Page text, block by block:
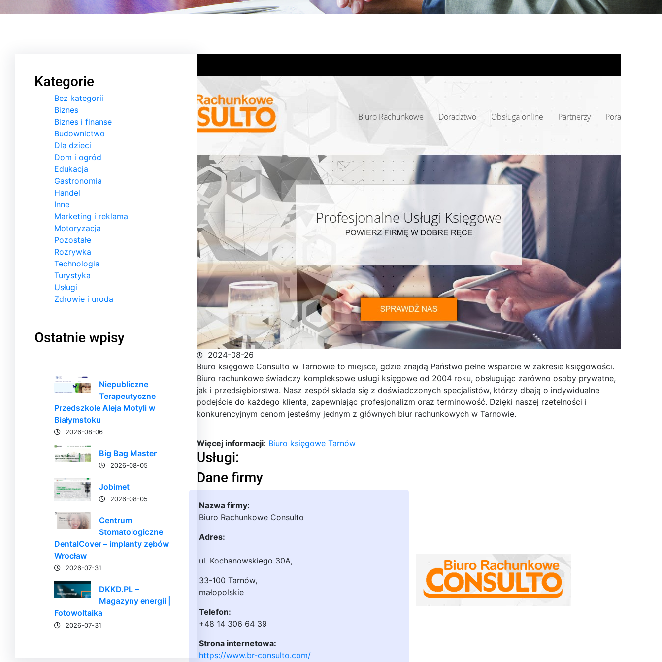
Kategorie
Bez kategorii
Biznes
Biznes i finanse
Budownictwo
Dla dzieci
Dom i ogród
Edukacja
Gastronomia
Handel
Inne
Marketing i reklama
Motoryzacja
Pozostałe
Rozrywka
Technologia
Turystyka
Usługi
Zdrowie i uroda
Ostatnie wpisy
Niepubliczne
Terapeutyczne
Przedszkole Aleja Motyli w
Białymstoku
2026-08-06
Big Bag Master
2026-08-05
Jobimet
2026-08-05
Centrum
Stomatologiczne
DentalCover – implanty zębów
Wrocław
2026-07-31
DKKD.PL –
Magazyny energii |
Fotowoltaika
2026-07-31
2024-08-26
Biuro księgowe Consulto w Tarnowie to miejsce, gdzie znajdą Państwo pełne wsparcie w zakresie księgowości.
Biuro rachunkowe świadczy kompleksowe usługi księgowe od 2004 roku, obsługując zarówno osoby prywatne,
jak i przedsiębiorstwa. Nasz zespół składa się z doświadczonych specjalistów, którzy dbają o indywidualne
podejście do każdego klienta, zapewniając profesjonalizm oraz terminowość. Dzięki naszej rzetelności i
konkurencyjnym cenom jesteśmy jednym z głównych biur rachunkowych w Tarnowie.
Więcej informacji: Biuro księgowe Tarnów
Usługi:
Dane firmy
Nazwa firmy:
Biuro Rachunkowe Consulto
Adres:
ul. Kochanowskiego 30A,
33-100 Tarnów,
małopolskie
Telefon:
+48 14 306 64 39
Strona internetowa:
https://www.br-consulto.com/